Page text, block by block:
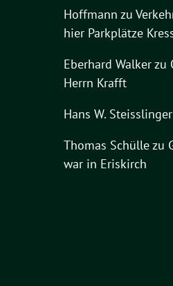
Hoffmann zu
hier Parkplätze
Eberhard Walkerzu
Herrn Krafft
Hans W. Steisslinger
Thomas Schüllezu
war in Eriskirch